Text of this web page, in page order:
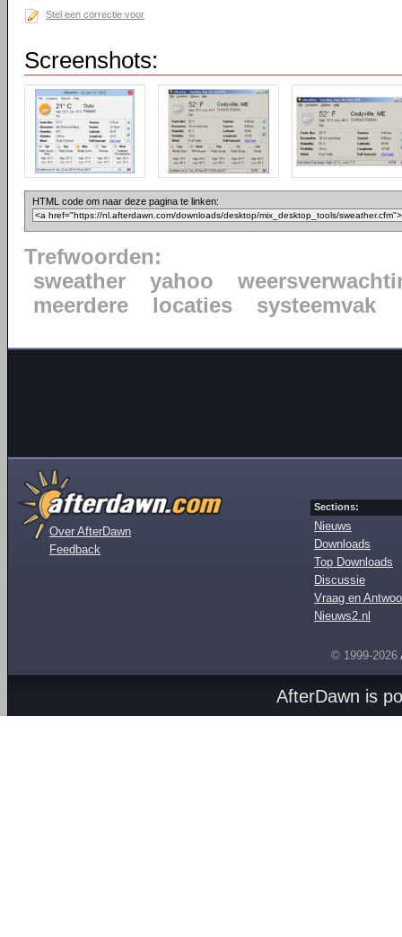
Stel een correctie voor
Screenshots:
HTML code om naar deze pagina te linken:
Trefwoorden:
sweather
yahoo
meerdere
locaties systeemvak
Over AfterDawn
Feedback
Sections:
Nieuws
Downloads
Top Downloads
Discussie
Vraag en
Nieuws2.nl
© 1999-2026
AfterDawn is